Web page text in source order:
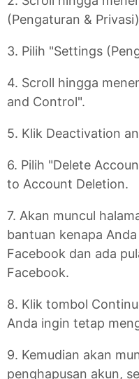
(Pengaturan &
3. Pilih "Settings
4. Scroll hingga
and Control".
5. Klik Deactivation
6. Pilih "Delete
to Account Deletion.
7. Akan muncul
bantuan kenapa
Facebook dan ada
Facebook.
8. Klik tombol
Anda ingin tetap
9. Kemudian akan
penghapusan akun,